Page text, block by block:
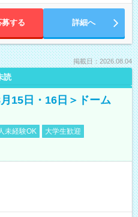
募する 詳細へ
掲載日：2026.08.04
読
15日・16日＞ドーム
未経験OK
大学生歓迎